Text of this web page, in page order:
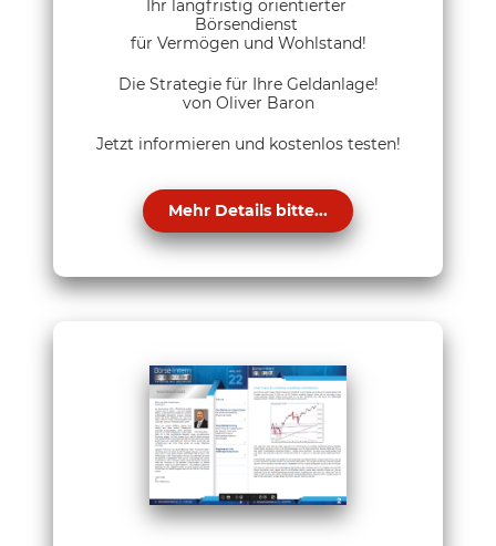
Ihr langfristig orientierter
Börsendienst
für Vermögen und Wohlstand!
Die Strategie für Ihre Geldanlage!
von Oliver Baron
Jetzt informieren und kostenlos testen!
Mehr Details bitte...